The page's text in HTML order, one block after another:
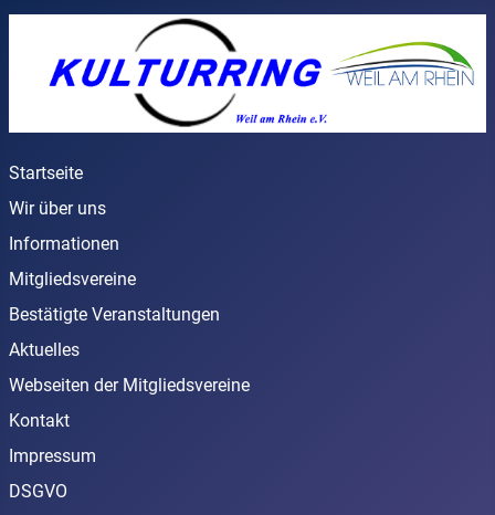
Startseite
Wir über uns
Informationen
Mitgliedsvereine
Bestätigte Veranstaltungen
Aktuelles
Webseiten der Mitgliedsvereine
Kontakt
Impressum
DSGVO